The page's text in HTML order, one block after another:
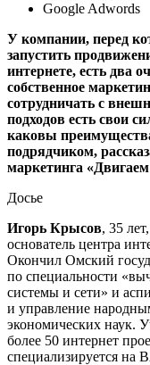
Google Adwords
У компании, перед
запустить
интернете, есть два
собственное
сотрудничать с
подходов есть свои
каковы
подрядчиком,
маркетинга
Досье
Игорь Крысов, 35
основатель центра
Окончил Омский
по специальности
системы и сети» и
и управление
экономических наук.
более 50 интернет
специализируется на